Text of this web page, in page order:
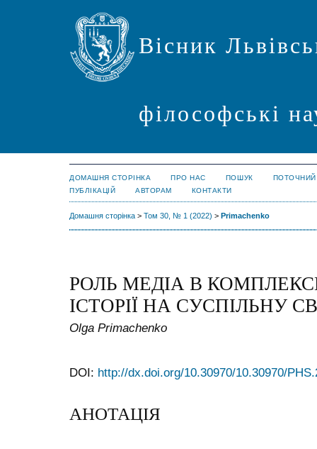
Вісник
філософські
ДОМАШНЯ СТОРІНКА ПРО НАС ПОШУК
ПОТОЧНИЙ
ПУБЛІКАЦІЙ
АВТОРАМ КОНТАКТИ
Домашня сторінка > Том 30, № 1 (2022) > Primachenko
РОЛЬ МЕДІА В
ІСТОРІЇ НА СУСПІЛЬНУ
Olga Primachenko
DOI: http://dx.doi.org/10.30970/10.30970/
АНОТАЦІЯ